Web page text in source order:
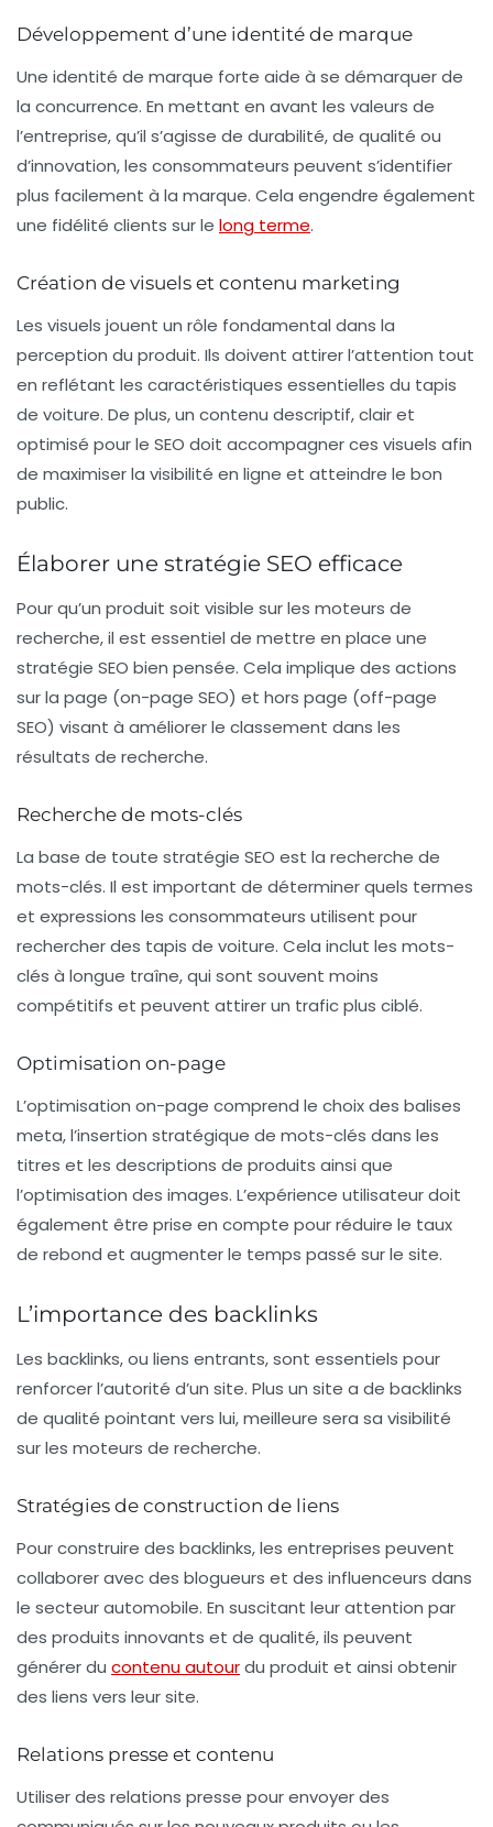
Développement d’une identité de marque
Une identité de marque forte aide à se démarquer de
la concurrence. En mettant en avant les valeurs de
l’entreprise, qu’il s’agisse de durabilité, de qualité ou
d’innovation, les consommateurs peuvent s’identifier
plus facilement à la marque. Cela engendre également
une fidélité clients sur le long terme.
Création de visuels et contenu marketing
Les visuels jouent un rôle fondamental dans la
perception du produit. Ils doivent attirer l’attention tout
en reflétant les caractéristiques essentielles du tapis
de voiture. De plus, un contenu descriptif, clair et
optimisé pour le SEO doit accompagner ces visuels afin
de maximiser la visibilité en ligne et atteindre le bon
public.
Élaborer une stratégie SEO efficace
Pour qu’un produit soit visible sur les moteurs de
recherche, il est essentiel de mettre en place une
stratégie SEO bien pensée. Cela implique des actions
sur la page (on-page SEO) et hors page (off-page
SEO) visant à améliorer le classement dans les
résultats de recherche.
Recherche de mots-clés
La base de toute stratégie SEO est la recherche de
mots-clés. Il est important de déterminer quels termes
et expressions les consommateurs utilisent pour
rechercher des tapis de voiture. Cela inclut les mots-
clés à longue traîne, qui sont souvent moins
compétitifs et peuvent attirer un trafic plus ciblé.
Optimisation on-page
L’optimisation on-page comprend le choix des balises
meta, l’insertion stratégique de mots-clés dans les
titres et les descriptions de produits ainsi que
l’optimisation des images. L’expérience utilisateur doit
également être prise en compte pour réduire le taux
de rebond et augmenter le temps passé sur le site.
L’importance des backlinks
Les backlinks, ou liens entrants, sont essentiels pour
renforcer l’autorité d’un site. Plus un site a de backlinks
de qualité pointant vers lui, meilleure sera sa visibilité
sur les moteurs de recherche.
Stratégies de construction de liens
Pour construire des backlinks, les entreprises peuvent
collaborer avec des blogueurs et des influenceurs dans
le secteur automobile. En suscitant leur attention par
des produits innovants et de qualité, ils peuvent
générer du contenu autourdu produit et ainsi obtenir
des liens vers leur site.
Relations presse et contenu
Utiliser des relations presse pour envoyer des